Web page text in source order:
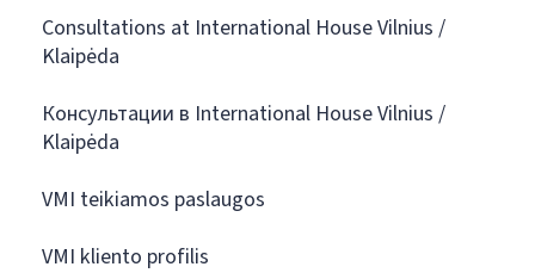
Consultations at International House Vilnius /
Klaipėda
Консультации в International House Vilnius /
Klaipėda
VMI teikiamos paslaugos
VMI kliento profilis